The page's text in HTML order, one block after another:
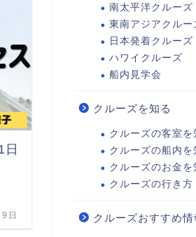
日
南太平洋クルーズ
東南アジアクルー
日本発着クルーズ
ハワイクルーズ
船内見学会
クルーズを知る
クルーズの客室を
クルーズの船内を
クルーズのお金を
クルーズの行き方
クルーズおすすめ情